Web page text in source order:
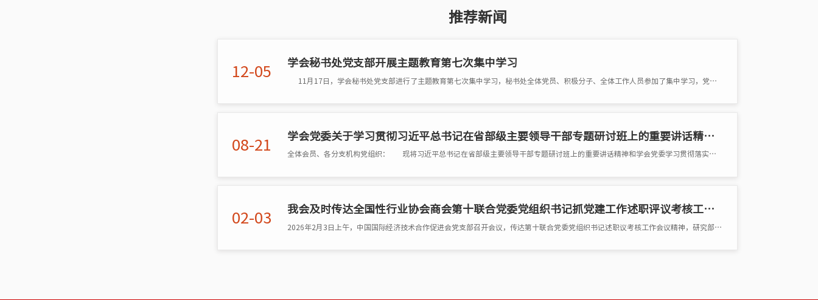
推荐新闻
12-05
学会秘书处党支部开展主题教育第七次集中学习
11月17日，学会秘书处党支部进行了主题教育第七次集中学习，秘书处全体党员、积极分子、全体工作人员参加了集中学习，党支部代书�
08-21
学会党委关于学习贯彻习近平总书记在省部级主要领导干部专题研讨班上的重要讲话精神以实际行动迎接党的十九大的通知
全体会员、各分支机构党组织： 现将习近平总书记在省部级主要领导干部专题研讨班上的重要讲话精神和学会党委学习贯彻落实讲�
02-03
我会及时传达全国性行业协会商会第十联合党委党组织书记抓党建工作述职评议考核工作会议精神
2026年2月3日上午，中国国际经济技术合作促进会党支部召开会议，传达第十联合党委党组织书记述职议考核工作会议精神，研究部署相关工作。党委书�